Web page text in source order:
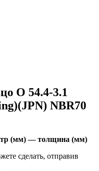
O 54.4-3.1
NBR70
(мм) — толщина (мм)
сделать, отправив